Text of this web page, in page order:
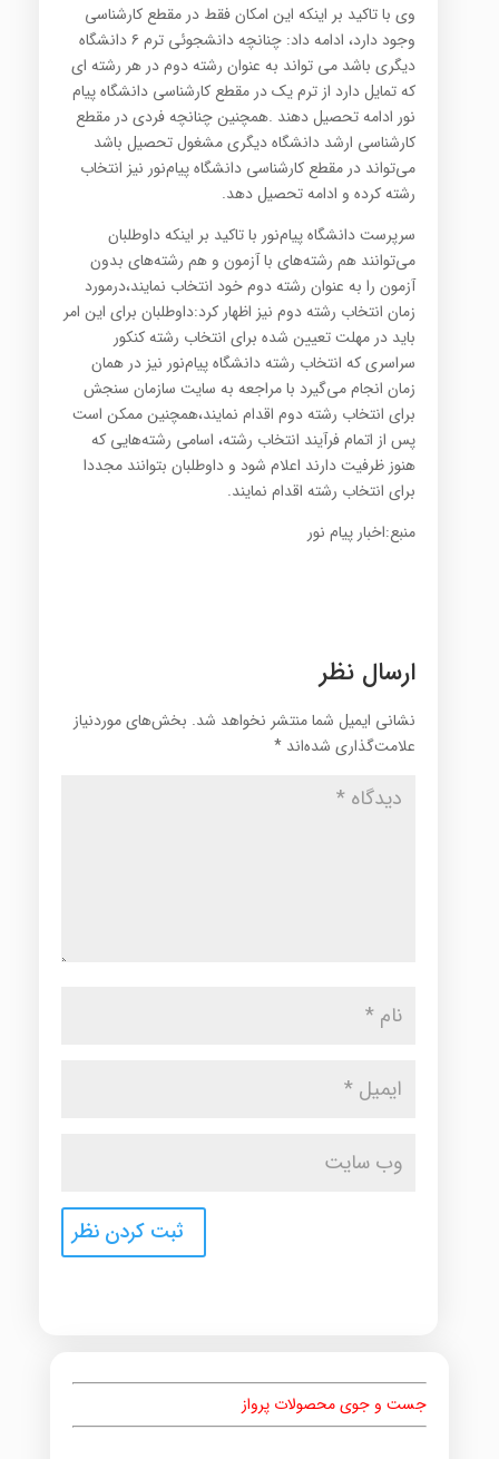
وی با تاکید بر اینکه این امکان فقط در مقطع کارشناسی
وجود دارد، ادامه داد: چنانچه دانشجوئی ترم ۶ دانشگاه
دیگری باشد می تواند به عنوان رشته دوم در هر رشته ای
که تمایل دارد از ترم یک در مقطع کارشناسی دانشگاه پیام
نور ادامه تحصیل دهند .همچنین چنانچه فردی در مقطع
کارشناسی ارشد دانشگاه دیگری مشغول تحصیل باشد
می‌تواند در مقطع کارشناسی دانشگاه پیام‌نور نیز انتخاب
رشته کرده و ادامه تحصیل دهد.
سرپرست دانشگاه پیام‌نور با تاکید بر اینکه داوطلبان
می‌توانند هم رشته‌های با آزمون و هم رشته‌های بدون
آزمون را به عنوان رشته دوم خود انتخاب نمایند،درمورد
زمان انتخاب رشته دوم نیز اظهار کرد:داوطلبان برای این امر
باید در مهلت تعیین شده برای انتخاب رشته کنکور
سراسری که انتخاب رشته دانشگاه پیام‌نور نیز در همان
زمان انجام می‌گیرد با مراجعه به سایت سازمان سنجش
برای انتخاب رشته دوم اقدام نمایند،همچنین ممکن است
پس از اتمام فرآیند انتخاب رشته، اسامی رشته‌هایی که
هنوز ظرفیت دارند اعلام شود و داوطلبان بتوانند مجددا
برای انتخاب رشته اقدام نمایند.
منبع:اخبار پیام نور
ارسال نظر
نشانی ایمیل شما منتشر نخواهد شد. بخش‌های موردنیاز
علامت‌گذاری شده‌اند *
جست و جوی محصولات پرواز